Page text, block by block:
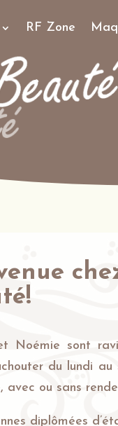
RF Zone
Noémie sont
du lundi
avec ou sans
diplômées